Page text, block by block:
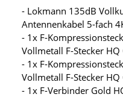
- Lokmann 135dB
Antennenkabel 5-fach
- 1x F-
Vollmetall F-Stecker
- 1x F-
Vollmetall F-Stecker
- 1x F-Verbinder Gold